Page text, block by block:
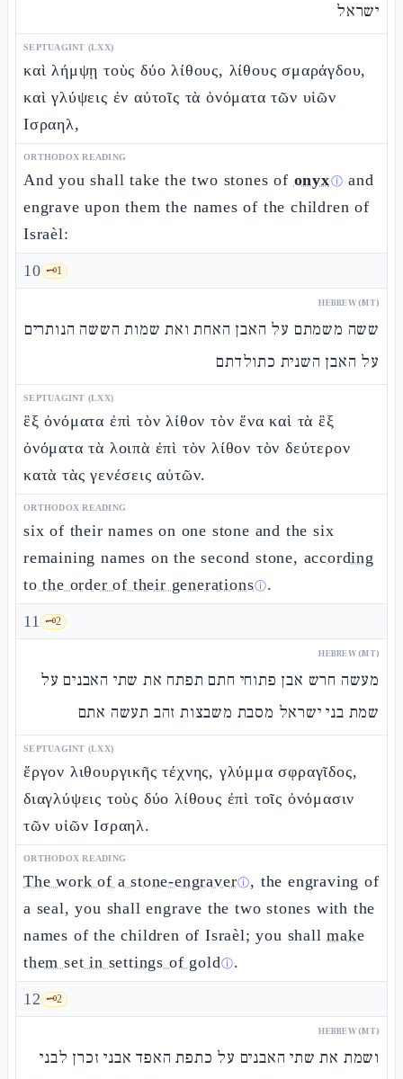
ישראל
SEPTUAGINT (LXX)
καὶ λήμψῃ τοὺς δύο λίθους, λίθους σμαράγδου,
καὶ γλύψεις ἐν αὐτοῖς τὰ ὀνόματα τῶν υἱῶν
Ισραηλ,
ORTHODOX READING
And you shall take the two stones of onyxⓘ and
engrave upon them the names of the children of
Israèl:
10 🗝️1
HEBREW (MT)
ששה משמתם על האבן האחת ואת שמות הששה הנותרים
על האבן השנית כתולדתם
SEPTUAGINT (LXX)
ἓξ ὀνόματα ἐπὶ τὸν λίθον τὸν ἕνα καὶ τὰ ἓξ
ὀνόματα τὰ λοιπὰ ἐπὶ τὸν λίθον τὸν δεύτερον
κατὰ τὰς γενέσεις αὐτῶν.
ORTHODOX READING
six of their names on one stone and the six
remaining names on the second stone, according
to the order of their generationsⓘ.
11 🗝️2
HEBREW (MT)
מעשה חרש אבן פתוחי חתם תפתח את שתי האבנים על
שמת בני ישראל מסבת משבצות זהב תעשה אתם
SEPTUAGINT (LXX)
ἔργον λιθουργικῆς τέχνης, γλύμμα σφραγῖδος,
διαγλύψεις τοὺς δύο λίθους ἐπὶ τοῖς ὀνόμασιν
τῶν υἱῶν Ισραηλ.
ORTHODOX READING
The work of a stone-engraverⓘ, the engraving of
a seal, you shall engrave the two stones with the
names of the children of Israèl; you shallmake
them set in settings of goldⓘ.
12 🗝️2
HEBREW (MT)
ושמת את שתי האבנים על כתפת האפד אבני זכרן לבני